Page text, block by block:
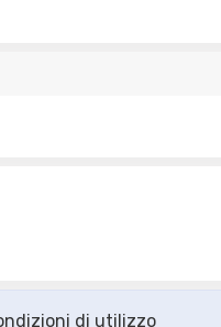
di utilizzo